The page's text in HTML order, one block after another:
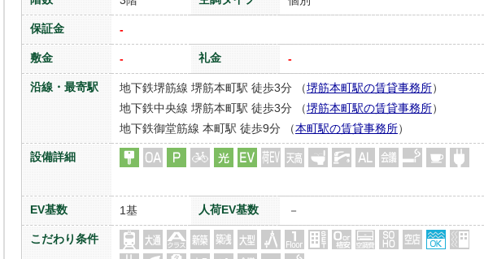
保証金 -
敷金 - 礼金 -
沿線・最寄駅 地下鉄堺筋線 堺筋本町駅 徒歩3分 （堺筋本町駅の賃貸事務所）
地下鉄中央線 堺筋本町駅 徒歩3分 （堺筋本町駅の賃貸事務所）
地下鉄御堂筋線 本町駅 徒歩9分 （本町駅の賃貸事務所）
設備詳細
EV基数 1基 人荷EV基数 －
こだわり条件